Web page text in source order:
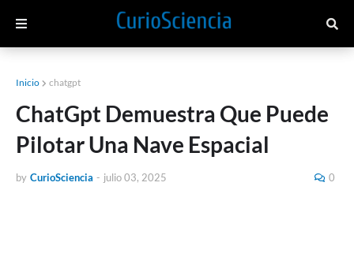
Inicio chatgpt
ChatGpt Demuestra Que Puede
Pilotar Una Nave Espacial
by CurioSciencia - julio 03, 2025 0